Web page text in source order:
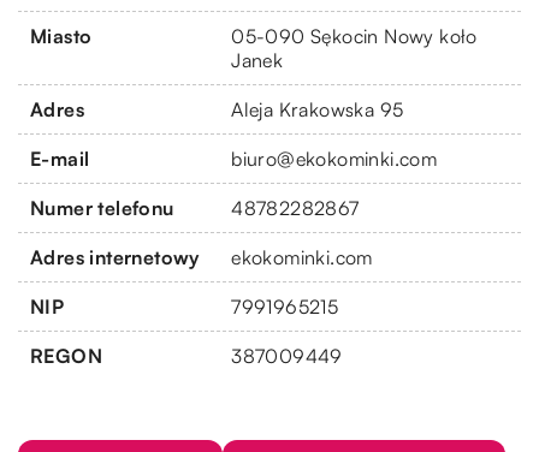
Miasto
05-090 Sękocin Nowy koło
Janek
Adres Aleja Krakowska 95
E-mail biuro@ekokominki.com
Numer telefonu 48782282867
Adres internetowy ekokominki.com
NIP 7991965215
REGON 387009449